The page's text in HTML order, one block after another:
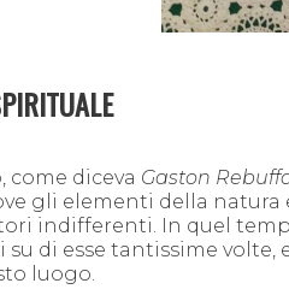
come diceva Gaston
gli elementi della
indifferenti. In quel
di esse tantissime
luogo.